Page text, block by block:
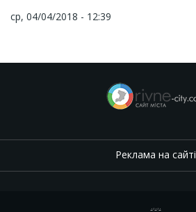
ср, 04/04/2018 - 12:39
Реклама на сайті
, ,